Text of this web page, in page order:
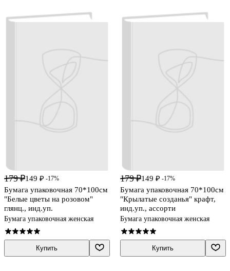
179 ₽149 ₽ -17%
Бумага упаковочная 70*100см
"Белые цветы на розовом"
глянц., инд.уп.
Бумага упаковочная женская
Купить
179 ₽149 ₽ -17%
Бумага упаковочная 70*100см
"Крылатые созданья" крафт,
инд.уп., ассорти
Бумага упаковочная женская
Купить